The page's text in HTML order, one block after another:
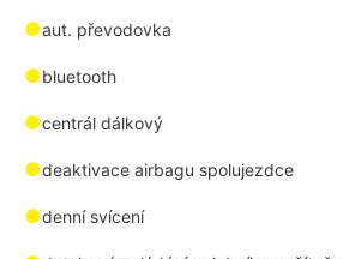
●aut. převodovka
●bluetooth
●centrál dálkový
●deaktivace airbagu spolujezdce
●denní svícení